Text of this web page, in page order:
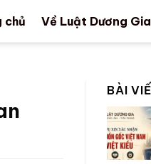
chủ Về Luật Dương Gia
BÀI